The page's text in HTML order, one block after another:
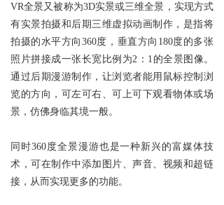
VR全景又被称为3D实景或三维全景，实现方式
有实景拍摄和后期三维虚拟动画制作，是指将
拍摄的水平方向360度，垂直方向180度的多张
照片拼接成一张长宽比例为2：1的全景图像。
通过后期漫游制作，让浏览者能用鼠标控制浏
览的方向，可左可右、可上可下观看物体或场
景，仿佛身临其境一般。
同时360度全景漫游也是一种新兴的富媒体技
术，可在制作中添加图片、声音、视频和超链
接，从而实现更多的功能。